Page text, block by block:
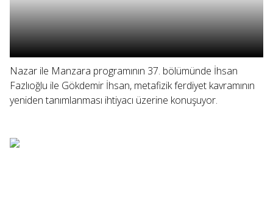
Nazar ile Manzara programının 37. bölümünde İhsan
Fazlıoğlu ile Gökdemir İhsan, metafizik ferdiyet kavramının
yeniden tanımlanması ihtiyacı üzerine konuşuyor.